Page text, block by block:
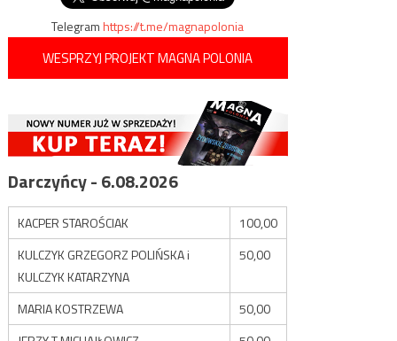
Telegramhttps://t.me/magnapolonia
WESPRZYJ PROJEKT MAGNA POLONIA
Darczyńcy - 6.08.2026
KACPER STAROŚCIAK
100,00
KULCZYK GRZEGORZ POLIŃSKA i
KULCZYK KATARZYNA
50,00
MARIA KOSTRZEWA
50,00